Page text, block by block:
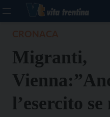
Migranti,
l’esercito se